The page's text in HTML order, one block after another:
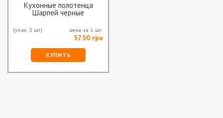
Кухонные полотенца
Шарпей черные
(упак. 5 шт) цена за 1 шт.
57.50 грн
КУПИТЬ